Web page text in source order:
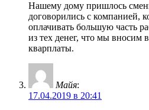
Нашему дому пришлось
договорились с компанией,
оплачивать большую часть
из тех денег, что мы вносим
кварплаты.
Майя:
17.04.2019 в 20:41